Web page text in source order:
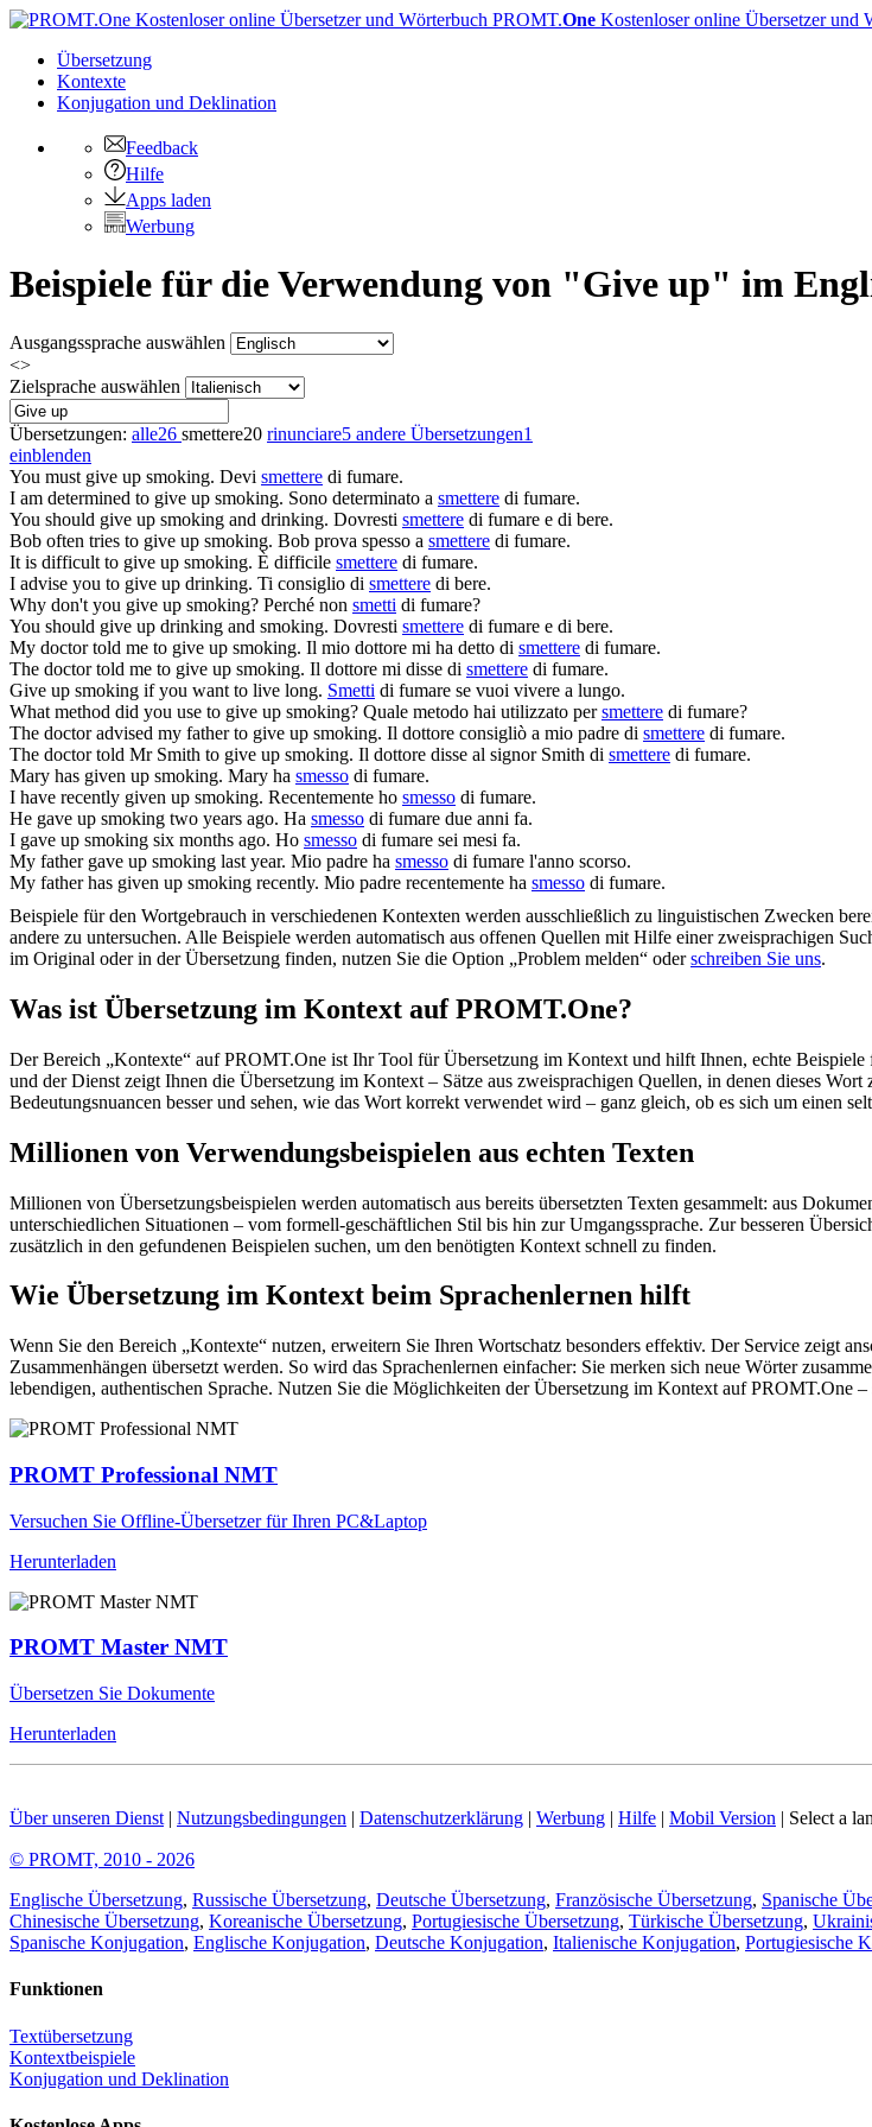
PROMT.One Kostenloser online Übersetzer und
Übersetzung
Kontexte
Konjugation und Deklination
Feedback
Hilfe
Apps laden
Werbung
Beispiele für die Verwendung von "Give up" im
Ausgangssprache auswählen
<>
Zielsprache auswählen
Übersetzungen: alle26 smettere20 rinunciare5 andere Übersetzungen1
einblenden
You must give up smoking. Devi smettere di fumare.
I am determined to give up smoking. Sono determinato a smettere di fumare.
You should give up smoking and drinking. Dovresti smettere di fumare e di bere.
Bob often tries to give up smoking. Bob prova spesso a smettere di fumare.
It is difficult to give up smoking. È difficile smettere di fumare.
I advise you to give up drinking. Ti consiglio di smettere di bere.
Why don't you give up smoking? Perché non smetti di fumare?
You should give up drinking and smoking. Dovresti smettere di fumare e di bere.
My doctor told me to give up smoking. Il mio dottore mi ha detto di smettere di fumare.
The doctor told me to give up smoking. Il dottore mi disse di smettere di fumare.
Give up smoking if you want to live long. Smetti di fumare se vuoi vivere a lungo.
What method did you use to give up smoking? Quale metodo hai utilizzato persmettere di fumare?
The doctor advised my father to give up smoking. Il dottore consigliò a mio padre di smettere di fumare.
The doctor told Mr Smith to give up smoking. Il dottore disse al signor Smith di smettere di fumare.
Mary has given up smoking. Mary ha smesso di fumare.
I have recently given up smoking. Recentemente ho smesso di fumare.
He gave up smoking two years ago. Ha smesso di fumare due anni fa.
I gave up smoking six months ago. Ho smesso di fumare sei mesi fa.
My father gave up smoking last year. Mio padre ha smesso di fumare l'anno scorso.
My father has given up smoking recently. Mio padre recentemente ha smesso di fumare.
Beispiele für den Wortgebrauch in verschiedenen Kontexten werden ausschließlich zu linguistischen Zwecken
andere zu untersuchen. Alle Beispiele werden automatisch aus offenen Quellen mit Hilfe einer zweisprachigen
im Original oder in der Übersetzung finden, nutzen Sie die Option „Problem melden“ oderschreiben Sie uns.
Was ist Übersetzung im Kontext auf PROMT.One?
Der Bereich „Kontexte“ auf PROMT.One ist Ihr Tool für Übersetzung im Kontext und hilft Ihnen, echte
und der Dienst zeigt Ihnen die Übersetzung im Kontext – Sätze aus zweisprachigen Quellen, in denen dieses
Bedeutungsnuancen besser und sehen, wie das Wort korrekt verwendet wird – ganz gleich, ob es sich um einen
Millionen von Verwendungsbeispielen aus echten Texten
Millionen von Übersetzungsbeispielen werden automatisch aus bereits übersetzten Texten gesammelt: aus
unterschiedlichen Situationen – vom formell-geschäftlichen Stil bis hin zur Umgangssprache. Zur besseren
zusätzlich in den gefundenen Beispielen suchen, um den benötigten Kontext schnell zu finden.
Wie Übersetzung im Kontext beim Sprachenlernen hilft
Wenn Sie den Bereich „Kontexte“ nutzen, erweitern Sie Ihren Wortschatz besonders effektiv. Der Service zeigt
Zusammenhängen übersetzt werden. So wird das Sprachenlernen einfacher: Sie merken sich neue Wörter
lebendigen, authentischen Sprache. Nutzen Sie die Möglichkeiten der Übersetzung im Kontext auf PROMT.One –
PROMT Professional NMT
Versuchen Sie Offline-Übersetzer für Ihren PC&Laptop
Herunterladen
PROMT Master NMT
Übersetzen Sie Dokumente
Herunterladen
Über unseren Dienst | Nutzungsbedingungen | Datenschutzerklärung | Werbung | Hilfe | Mobil Version | Select a
© PROMT, 2010 - 2026
Englische Übersetzung, Russische Übersetzung, Deutsche Übersetzung, Französische Übersetzung, Spanische
Chinesische Übersetzung, Koreanische Übersetzung, Portugiesische Übersetzung, Türkische Übersetzung,
Spanische Konjugation, Englische Konjugation, Deutsche Konjugation, Italienische Konjugation, Portugiesische
Funktionen
Textübersetzung
Kontextbeispiele
Konjugation und Deklination